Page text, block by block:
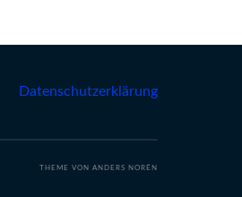
Datenschutzerklärung
THEME VON ANDERS NORÉN